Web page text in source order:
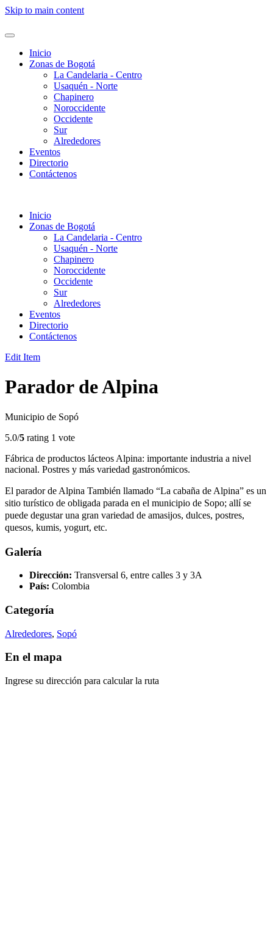
Skip to main content
Inicio
Zonas de Bogotá
La Candelaria - Centro
Usaquén - Norte
Chapinero
Noroccidente
Occidente
Sur
Alrededores
Eventos
Directorio
Contáctenos
Inicio
Zonas de Bogotá
La Candelaria - Centro
Usaquén - Norte
Chapinero
Noroccidente
Occidente
Sur
Alrededores
Eventos
Directorio
Contáctenos
Edit Item
Parador de Alpina
Municipio de Sopó
5.0/5 rating 1 vote
Fábrica de productos lácteos Alpina: importante industria a nivel
nacional. Postres y más variedad gastronómicos.
El parador de Alpina También llamado “La cabaña de Alpina” es un
sitio turístico de obligada parada en el municipio de Sopo; allí se
puede degustar una gran variedad de amasijos, dulces, postres,
quesos, kumis, yogurt, etc.
Galería
Dirección: Transversal 6, entre calles 3 y 3A
País: Colombia
Categoría
Alrededores, Sopó
En el mapa
Ingrese su dirección para calcular la ruta